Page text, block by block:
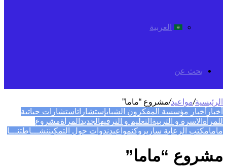
العربية
بحث عن
الرئيسية/مواعيد/مشروع “ماما”
أخبار أخبار مؤسسة المفكرون الشبابإستشاراتاستشارات حياتية
للمرأة الاسرة و التربية التعليم و الترفيهالجديد المرأةمشروع
مامامكتب الرعاية ساربروكنمواعيدندوات حول التمكيننشـــاطتنـــا
مشروع “ماما”